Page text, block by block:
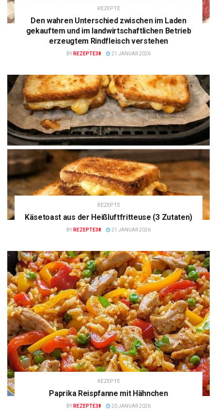
REZEPTE
Den wahren Unterschied zwischen im Laden
gekauftem und im landwirtschaftlichen Betrieb
erzeugtem Rindfleisch verstehen
BY REZEPTE38 21 JANUAR 2026
REZEPTE
Käsetoast aus der Heißluftfritteuse (3 Zutaten)
BY REZEPTE38 21 JANUAR 2026
REZEPTE
Paprika Reispfanne mit Hähnchen
BY REZEPTE38 20 JANUAR 2026